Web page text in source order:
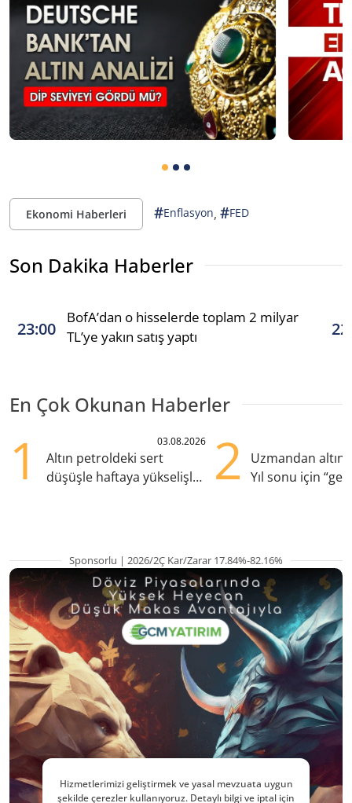
Ekonomi Haberleri #Enflasyon, #FED
Son Dakika Haberler
23:00
BofA’dan o hisselerde toplam 2 milyar
TL’ye yakın satış yaptı
En Çok Okunan Haberler
1 03.08.2026
Altın petroldeki sert
düşüşle haftaya yükselişle
2
Uzmandan altın
Yıl sonu için
Sponsorlu | 2026/2Ç Kar/Zarar 17.84%-82.16%
Hizmetlerimizi geliştirmek ve yasal mevzuata uygun
şekilde çerezler kullanıyoruz. Detaylı bilgi ve iptal için